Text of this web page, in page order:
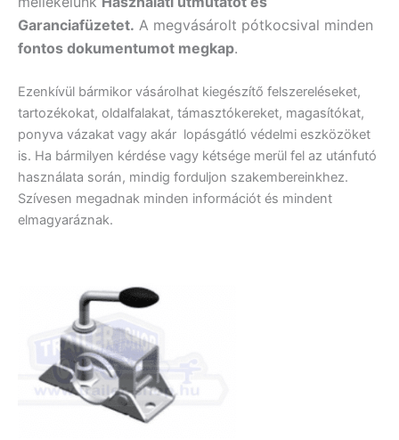
Garanciafüzetet. A megvásárolt pótkocsival minden
fontos dokumentumot megkap.
Ezenkívül bármikor vásárolhat kiegészítő felszereléseket,
tartozékokat, oldalfalakat, támasztókereket, magasítókat,
ponyva vázakat vagy akár lopásgátló védelmi eszközöket
is. Ha bármilyen kérdése vagy kétsége merül fel az utánfutó
használata során, mindig forduljon szakembereinkhez.
Szívesen megadnak minden információt és mindent
elmagyaráznak.